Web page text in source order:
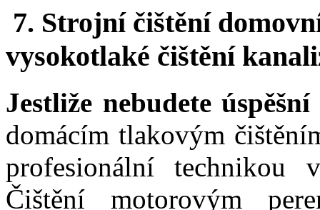
7. Strojní čištění
vysokotlaké čištění
Jestliže nebudete úspěšní
domácím tlakovým
profesionální
Čištění motorovým